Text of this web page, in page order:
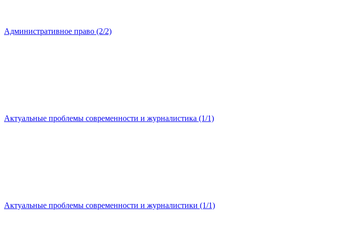
Административное право (2/2)
Актуальные проблемы современности и журналистика (1/1)
Актуальные проблемы современности и журналистики (1/1)